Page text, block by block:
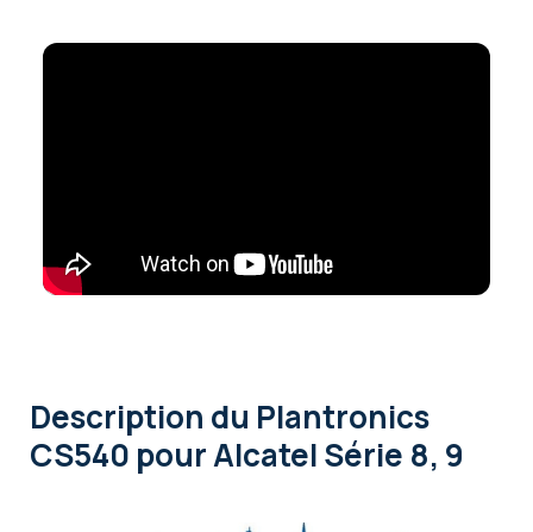
Description du Plantronics
CS540 pour Alcatel Série 8, 9